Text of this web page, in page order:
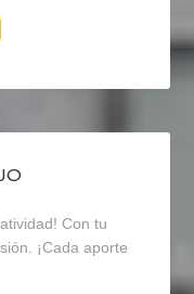
Con tu
¡Cada aporte